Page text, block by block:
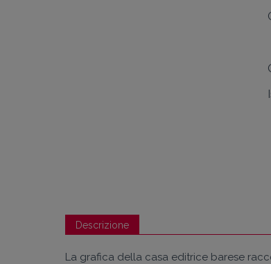
Descrizione
La grafica della casa editrice barese